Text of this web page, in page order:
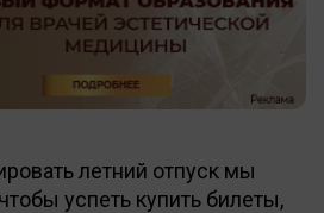
летний отпуск мы
успеть купить билеты,